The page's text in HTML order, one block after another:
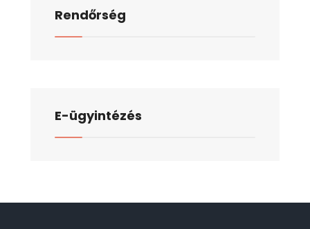
Rendőrség
E-ügyintézés